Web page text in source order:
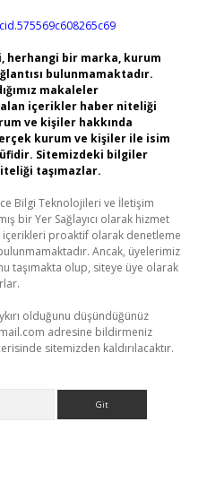
herhangi bir marka, kurum
bulunmamaktadır.
makaleler
alan içerikler haber niteliği
ve kişiler hakkında
kurum ve kişiler ile isim
Sitemizdeki bilgiler
taşımazlar.
Bilgi Teknolojileri ve İletişim
bir Yer Sağlayıcı olarak hizmet
proaktif olarak denetleme
Ancak, üyelerimiz
taşımakta olup, siteye üye olarak
olduğunu düşündüğünüz
adresine bildirmeniz
sitemizden kaldırılacaktır.